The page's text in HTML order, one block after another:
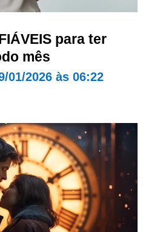
para ter
mês
01/2026 às 06:22